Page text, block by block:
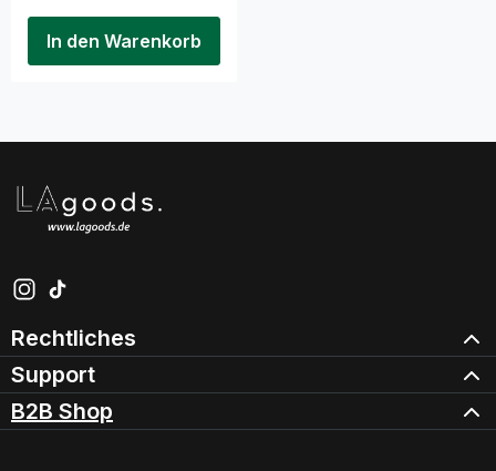
In den Warenkorb
Schau auf Instagram vorbei – öffnet in neuem Tab
Sieh dir unsere TikTok-Videos an – öffnet in neuem
Rechtliches
Support
B2B Shop